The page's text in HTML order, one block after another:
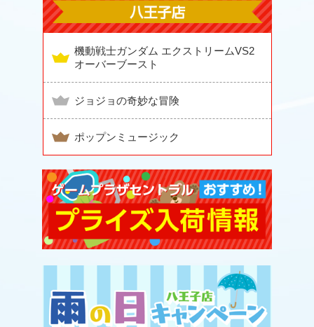
機動戦士ガンダム エクストリームVS2
オーバーブースト
ジョジョの奇妙な冒険
ポップンミュージック